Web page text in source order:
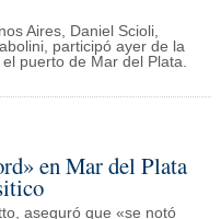
Aires, Daniel Scioli,
participó ayer de la
puerto de Mar del Plata.
en Mar del Plata
aseguró que «se notó